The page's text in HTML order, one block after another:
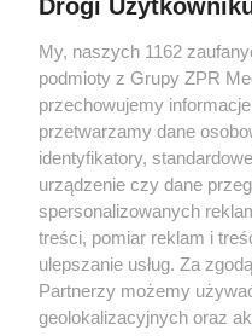
Żaden utwór zamieszczony w
rozpowszechniany lub dalej
tym także elektroniczny lub
eksploatacji w jakiejkolwiek
Internecie bez pisemnej zgody
wykorzystanie utworów w
tzn. bez właściwej zgody, jest
ścigane prawnie.
My, naszych 1162
podmioty z Grupy ZPR
przechowujemy
przetwarzamy dane
identyfikatory,
urządzenie czy dane
spersonalizowanych
treści, pomiar reklam i
ulepszanie usług. Za
Partnerzy możemy
geolokalizacyjnych oraz